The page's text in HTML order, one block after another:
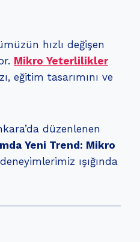
hızlı değişen
Mikro Yeterlilikler
eğitim tasarımını ve
düzenlenen
Yeni Trend: Mikro
ışığında